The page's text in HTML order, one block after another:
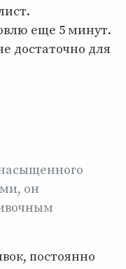
еще 5 минут.
достаточно для
он
постоянно